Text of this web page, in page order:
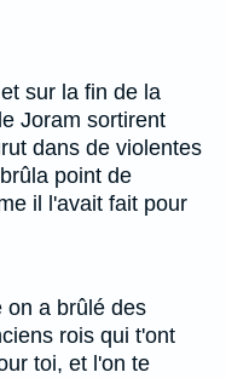
sur la fin de la
Joram sortirent
dans de violentes
point de
il l'avait fait pour
on a brûlé des
rois qui t'ont
toi, et l'on te